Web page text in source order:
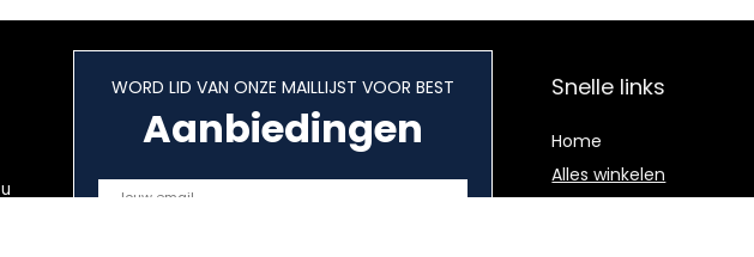
WORD LID VAN ONZE MAILLIJST VOOR BEST
Aanbiedingen
Snelle links
Home
Alles winkelen